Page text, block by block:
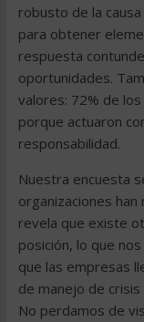
robusto de la
para obtener
respuesta
oportunidades.
valores: 72% de
porque actuaron
responsabilidad.
Nuestra encuesta
organizaciones
revela que existe
posición, lo que
que las empresas
de manejo de
No perdamos de